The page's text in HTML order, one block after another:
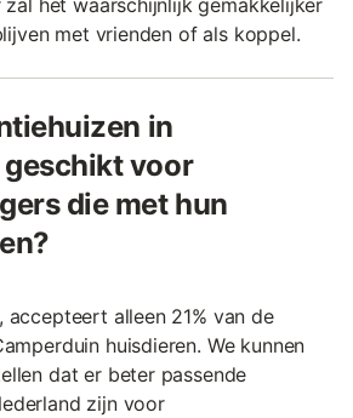
met vrienden of als koppel.
in
voor
die met hun
accepteert alleen 21% van de
huisdieren. We kunnen
dat er beter passende
zijn voor